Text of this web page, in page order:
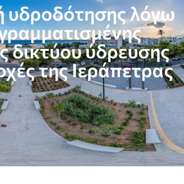
υδροδότησης λόγω
δικτύου ύδρευσης
της Ιεράπετρας